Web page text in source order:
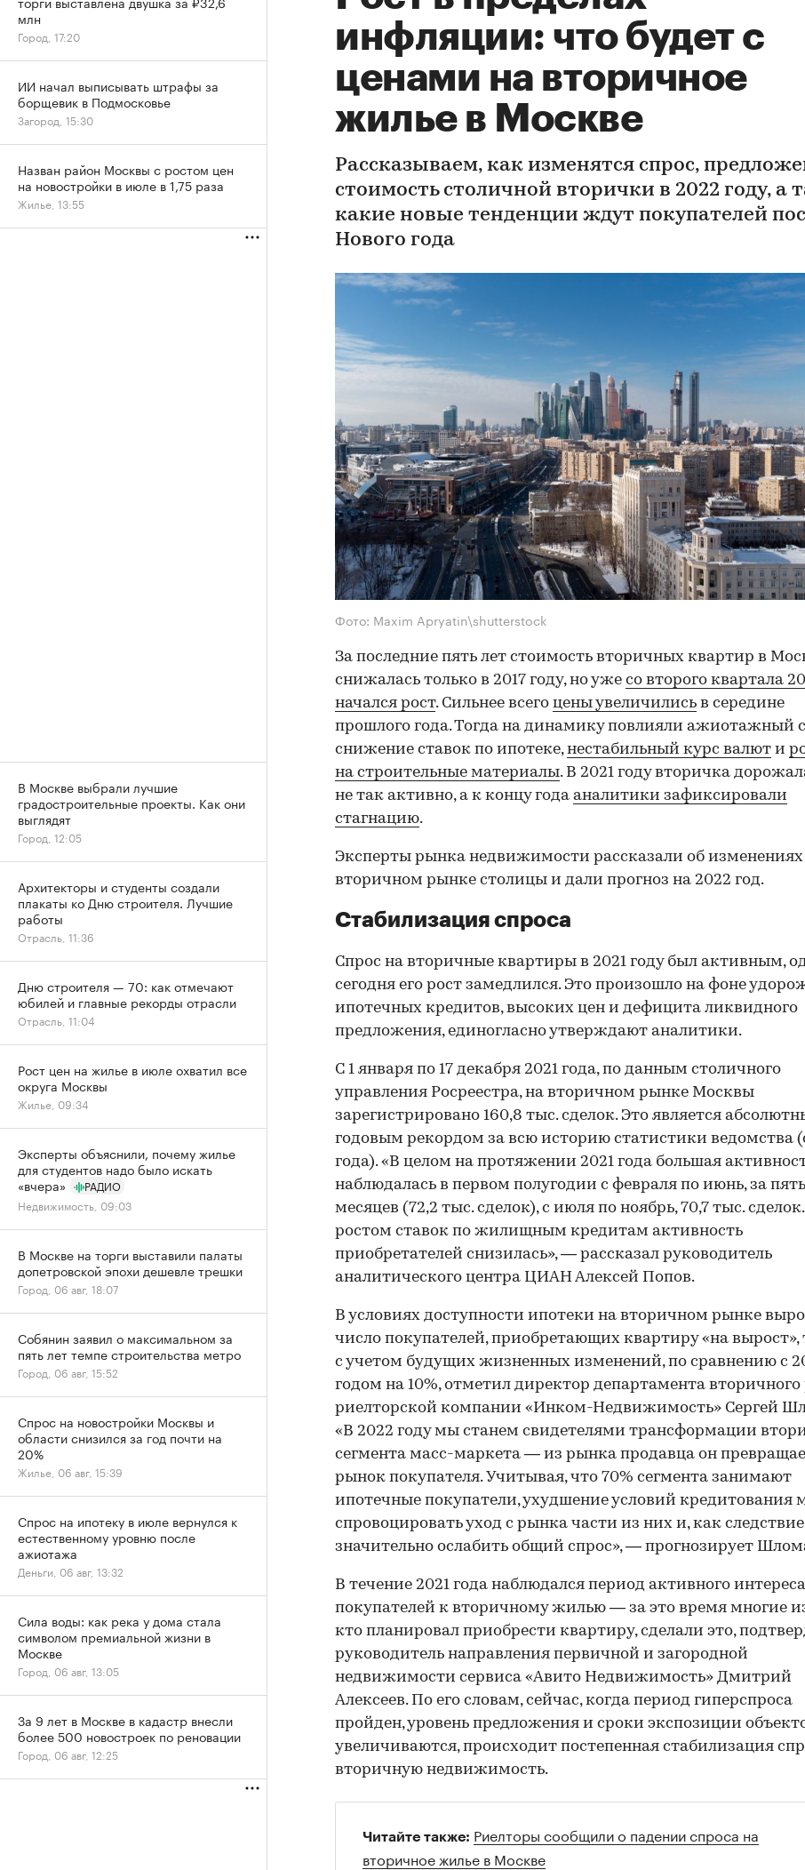
инфляции: что будет с
ценами на вторичное
жилье в Москве
Рассказываем, как изменятся спрос,
стоимость столичной вторички в 2022 году, а
какие новые тенденции ждут покупателей
Нового года
Фото: Maxim Apryatin\shutterstock
За последние пять лет стоимость вторичных квартир в
снижалась только в 2017 году, но уже со второго квартала
начался рост. Сильнее всего цены увеличились в середине
прошлого года. Тогда на динамику повлияли ажиотажный
снижение ставок по ипотеке,нестабильный курс валют и
на строительные материалы. В 2021 году вторичка
не так активно, а к концу года аналитики зафиксировали
стагнацию.
Эксперты рынка недвижимости рассказали об изменениях
вторичном рынке столицы и дали прогноз на 2022 год.
Стабилизация спроса
Спрос на вторичные квартиры в 2021 году был активным,
сегодня его рост замедлился. Это произошло на фоне
ипотечных кредитов, высоких цен и дефицита ликвидного
предложения, единогласно утверждают аналитики.
С 1 января по 17 декабря 2021 года, по данным столичного
управления Росреестра, на вторичном рынке Москвы
зарегистрировано 160,8 тыс. сделок. Это является
годовым рекордом за всю историю статистики ведомства
года). «В целом на протяжении 2021 года большая
наблюдалась в первом полугодии с февраля по июнь, за пять
месяцев (72,2 тыс. сделок), с июля по ноябрь, 70,7 тыс.
ростом ставок по жилищным кредитам активность
приобретателей снизилась», — рассказал руководитель
аналитического центра ЦИАН Алексей Попов.
В условиях доступности ипотеки на вторичном рынке
число покупателей, приобретающих квартиру «на вырост»,
с учетом будущих жизненных изменений, по сравнению с
годом на 10%, отметил директор департамента
риелторской компании «Инком-Недвижимость» Сергей
«В 2022 году мы станем свидетелями трансформации
сегмента масс-маркета — из рынка продавца он
рынок покупателя. Учитывая, что 70% сегмента занимают
ипотечные покупатели, ухудшение условий кредитования
спровоцировать уход с рынка части из них и, как
значительно ослабить общий спрос», — прогнозирует
В течение 2021 года наблюдался период активного интереса
покупателей к вторичному жилью — за это время многие
кто планировал приобрести квартиру, сделали это,
руководитель направления первичной и загородной
недвижимости сервиса «Авито Недвижимость» Дмитрий
Алексеев. По его словам, сейчас, когда период гиперспроса
пройден, уровень предложения и сроки экспозиции
увеличиваются, происходит постепенная стабилизация
вторичную недвижимость.
Читайте также: Риелторы сообщили о падении спроса на
вторичное жилье в Москве
млн
Город, 17:20
ИИ начал выписывать штрафы за
борщевик в Подмосковье
Загород, 15:30
Назван район Москвы с ростом цен
на новостройки в июле в 1,75 раза
Жилье, 13:55
В Москве выбрали лучшие
градостроительные проекты. Как они
выглядят
Город, 12:05
Архитекторы и студенты создали
плакаты ко Дню строителя. Лучшие
работы
Отрасль, 11:36
Дню строителя — 70: как отмечают
юбилей и главные рекорды отрасли
Отрасль, 11:04
Рост цен на жилье в июле охватил все
округа Москвы
Жилье, 09:34
Эксперты объяснили, почему жилье
для студентов надо было искать
«вчера»
РАДИО
Недвижимость, 09:03
В Москве на торги выставили палаты
допетровской эпохи дешевле трешки
Город, 06 авг, 18:07
Собянин заявил о максимальном за
пять лет темпе строительства метро
Город, 06 авг, 15:52
Спрос на новостройки Москвы и
области снизился за год почти на
20%
Жилье, 06 авг, 15:39
Спрос на ипотеку в июле вернулся к
естественному уровню после
ажиотажа
Деньги, 06 авг, 13:32
Сила воды: как река у дома стала
символом премиальной жизни в
Москве
Город, 06 авг, 13:05
За 9 лет в Москве в кадастр внесли
более 500 новостроек по реновации
Город, 06 авг, 12:25